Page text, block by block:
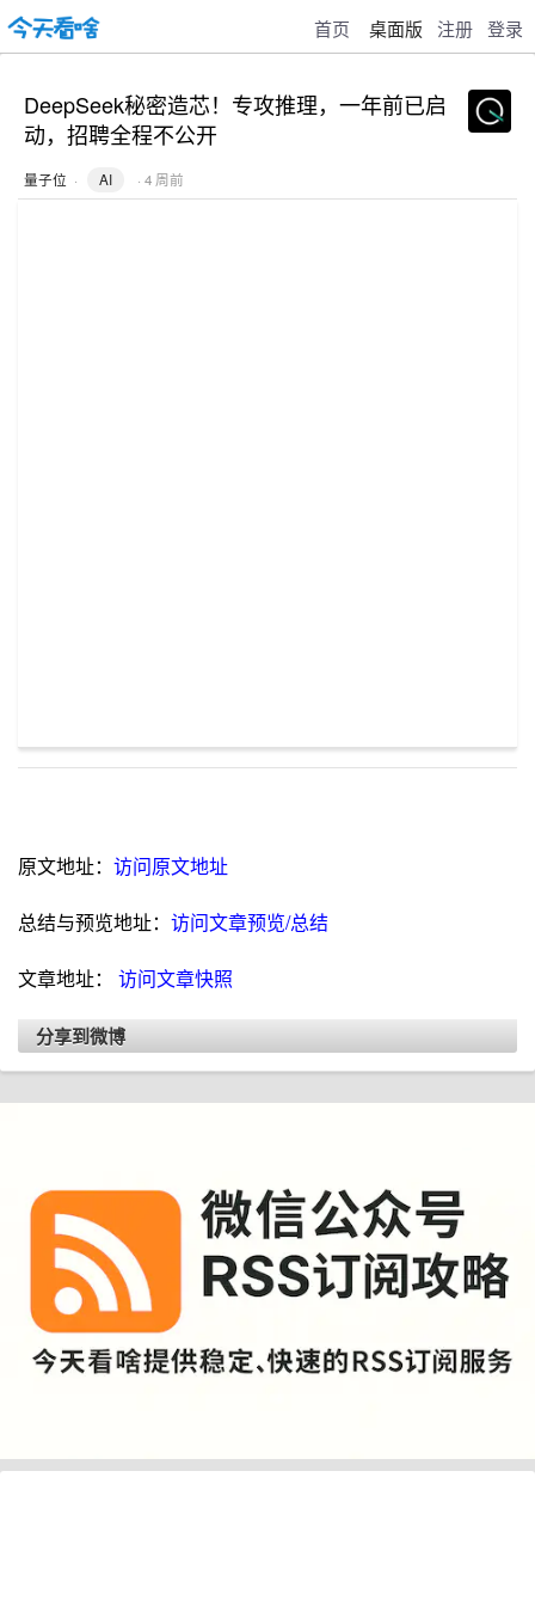
首页 桌面版 注册 登录
DeepSeek秘密造芯！专攻推理，一年前已启
动，招聘全程不公开
量子位 · AI · 4 周前
原文地址： 访问原文地址
总结与预览地址： 访问文章预览/总结
文章地址： 访问文章快照
分享到微博